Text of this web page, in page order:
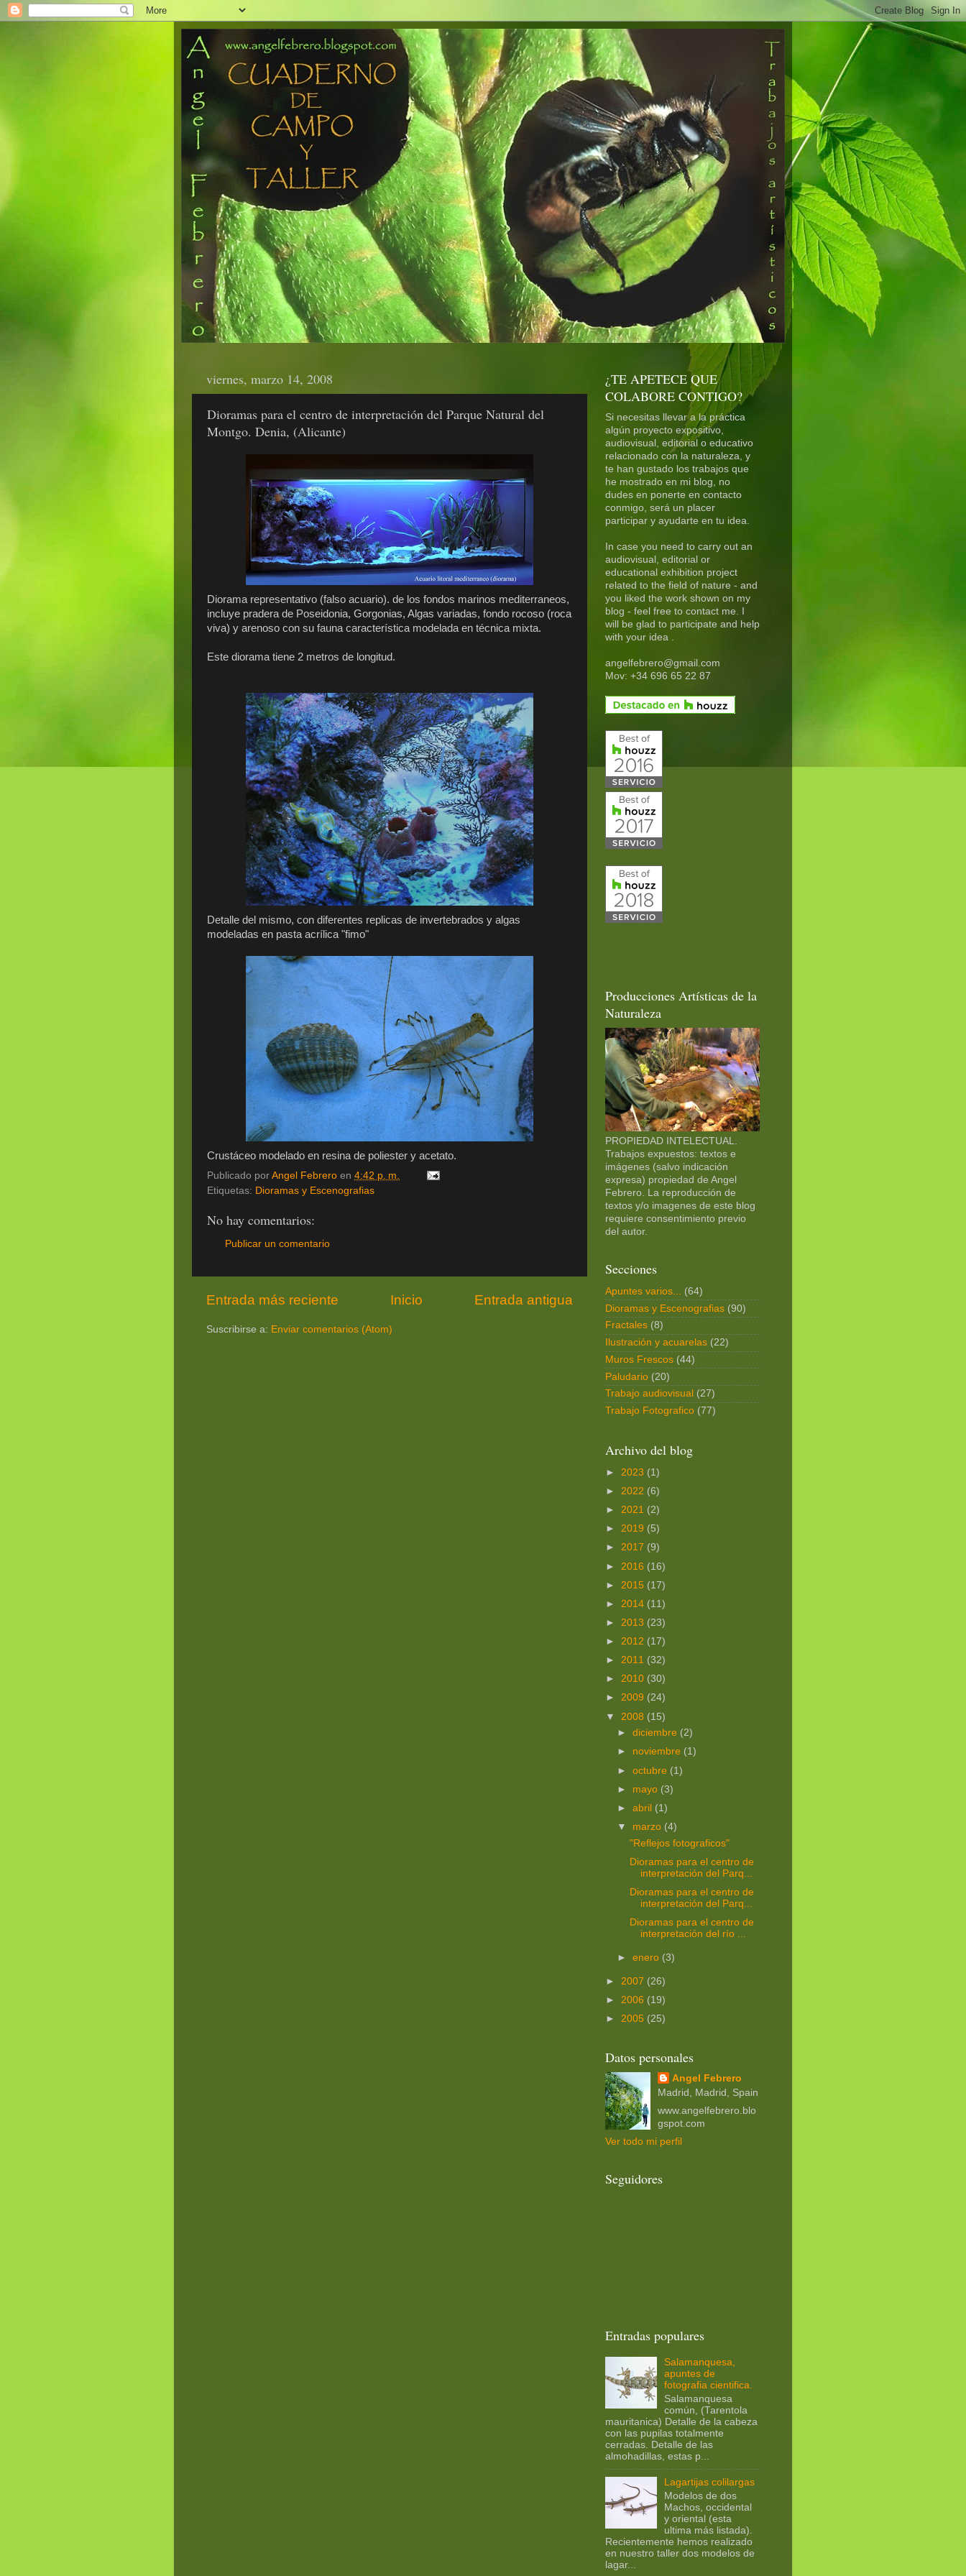
viernes, marzo 14, 2008
Dioramas para el centro de interpretación del Parque Natural del
Montgo. Denia, (Alicante)
Diorama representativo (falso acuario). de los fondos marinos mediterraneos,
incluye pradera de Poseidonia, Gorgonias, Algas variadas, fondo rocoso (roca
viva) y arenoso con su fauna característica modelada en técnica mixta.
Este diorama tiene 2 metros de longitud.
Detalle del mismo, con diferentes replicas de invertebrados y algas
modeladas en pasta acrílica "fimo"
Crustáceo modelado en resina de poliester y acetato.
Publicado por Angel Febrero en 4:42 p. m.
Etiquetas: Dioramas y Escenografias
No hay comentarios:
Publicar un comentario
Entrada más reciente Entrada antigua
Inicio
Suscribirse a: Enviar comentarios (Atom)
¿TE APETECE QUE
COLABORE CONTIGO?
Si necesitas llevar a la práctica
algún proyecto expositivo,
audiovisual, editorial o educativo
relacionado con la naturaleza, y
te han gustado los trabajos que
he mostrado en mi blog, no
dudes en ponerte en contacto
conmigo, será un placer
participar y ayudarte en tu idea.
In case you need to carry out an
audiovisual, editorial or
educational exhibition project
related to the field of nature - and
you liked the work shown on my
blog - feel free to contact me. I
will be glad to participate and help
with your idea .
angelfebrero@gmail.com
Mov: +34 696 65 22 87
Producciones Artísticas de la
Naturaleza
PROPIEDAD INTELECTUAL.
Trabajos expuestos: textos e
imágenes (salvo indicación
expresa) propiedad de Angel
Febrero. La reproducción de
textos y/o imagenes de este blog
requiere consentimiento previo
del autor.
Secciones
Apuntes varios...
(64)
Dioramas y Escenografias (90)
Fractales (8)
Ilustración y acuarelas (22)
Muros Frescos (44)
Paludario (20)
Trabajo audiovisual (27)
Trabajo Fotografico (77)
Archivo del blog
► 2023 (1)
► 2022 (6)
► 2021 (2)
► 2019 (5)
► 2017 (9)
► 2016 (16)
► 2015 (17)
► 2014 (11)
► 2013 (23)
► 2012 (17)
► 2011 (32)
► 2010 (30)
► 2009 (24)
▼ 2008 (15)
►diciembre (2)
► noviembre (1)
►octubre (1)
► mayo (3)
►abril (1)
▼ marzo (4)
"Reflejos fotograficos"
Dioramas para el centro de
interpretación del Parq...
Dioramas para el centro de
interpretación del Parq...
Dioramas para el centro de
interpretación del río ...
►enero (3)
► 2007 (26)
► 2006 (19)
► 2005 (25)
Datos personales
Angel Febrero
Madrid, Madrid, Spain
www.angelfebrero.blo
gspot.com
Ver todo mi perfil
Seguidores
Entradas populares
Salamanquesa,
apuntes de
fotografia cientifica.
Salamanquesa
común, (Tarentola
mauritanica) Detalle de la cabeza
con las pupilas totalmente
cerradas. Detalle de las
almohadillas, estas p...
Lagartijas colilargas
Modelos de dos
Machos, occidental
y oriental (esta
ultima más listada).
Recientemente hemos realizado
en nuestro taller dos modelos de
lagar...